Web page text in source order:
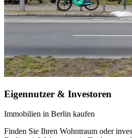
Eigennutzer & Investoren
Immobilien in Berlin kaufen
Finden Sie Ihren Wohntraum oder